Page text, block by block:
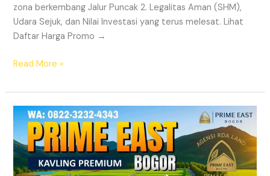
zona berkembang Jalur Puncak 2. Legalitas Aman (SHM),
Udara Sejuk, dan Nilai Investasi yang terus melesat. Lihat
Daftar Harga Promo →
Read More »
Prime
East
Bogor
–
Tanah